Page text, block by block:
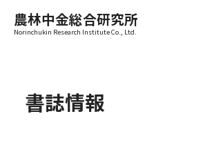
農林中金総合研究所
Norinchukin Research Institute Co., Ltd.
書誌情報